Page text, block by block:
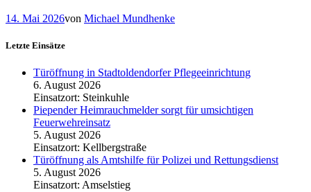
14. Mai 2026von Michael Mundhenke
Letzte Einsätze
Türöffnung in Stadtoldendorfer Pflegeeinrichtung
6. August 2026
Einsatzort: Steinkuhle
Piepender Heimrauchmelder sorgt für umsichtigen
Feuerwehreinsatz
5. August 2026
Einsatzort: Kellbergstraße
Türöffnung als Amtshilfe für Polizei und Rettungsdienst
5. August 2026
Einsatzort: Amselstieg